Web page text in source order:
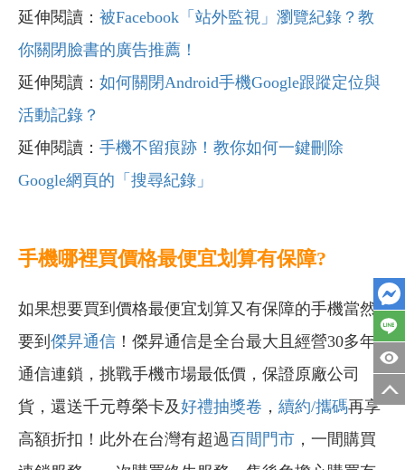
延伸閱讀： 被Facebook「站外監視」瀏覽紀錄？教
你關閉臉書的廣告推薦！
延伸閱讀： 如何關閉Android手機Google跟蹤定位與
活動記錄？
延伸閱讀： 手機不留痕跡！教你如何一鍵刪除
Google網頁的「搜尋紀錄」
手機哪裡買價格最便宜划算有保障?
如果想要買到價格最便宜划算又有保障的手機當然
要到 傑昇通信 ！傑昇通信是全台最大且經營30多年
通信連鎖，挑戰手機市場最低價，保證原廠公司
貨，還送千元尊榮卡及好禮抽獎卷 ， 續約/攜碼再享
高額折扣！此外在台灣有超過百間門市 ，一間購買